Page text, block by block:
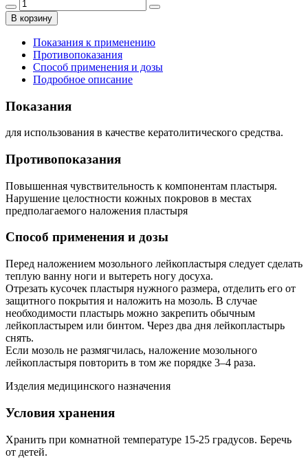
В корзину
Показания к применению
Противопоказания
Способ применения и дозы
Подробное описание
Показания
для использования в качестве кератолитического средства.
Противопоказания
Повышенная чувствительность к компонентам пластыря.
Нарушение целостности кожных покровов в местах
предполагаемого наложения пластыря
Способ применения и дозы
Перед наложением мозольного лейкопластыря следует сделать
теплую ванну ноги и вытереть ногу досуха.
Отрезать кусочек пластыря нужного размера, отделить его от
защитного покрытия и наложить на мозоль. В случае
необходимости пластырь можно закрепить обычным
лейкопластырем или бинтом. Через два дня лейкопластырь
снять.
Если мозоль не размягчилась, наложение мозольного
лейкопластыря повторить в том же порядке 3–4 раза.
Изделия медицинского назначения
Условия хранения
Хранить при комнатной температуре 15-25 градусов. Беречь
от детей.